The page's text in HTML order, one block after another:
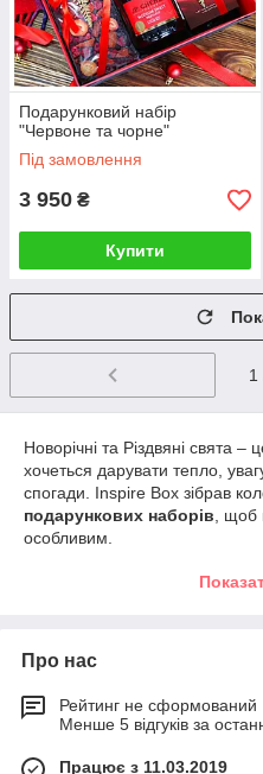
Подарунковий набір
"Червоне та чорне"
Під замовлення
3 950 ₴
Купити
1
Новорічні та Різдвяні свята –
хочеться дарувати тепло,
спогади. Inspire Box зібрав
подарункових наборів ,
особливим.
близьких.
— Гастрономічні бокси.
делікатеси – набір, що
—
Про нас
Рейтинг не сформований
Менше 5 відгуків за
Працює з 11.03.2019